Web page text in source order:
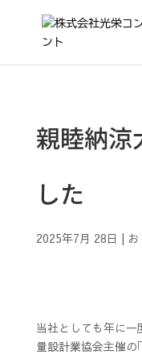
親睦納涼
した
2025年7月 28日 |
当社としても年に
量設計業協会主催の